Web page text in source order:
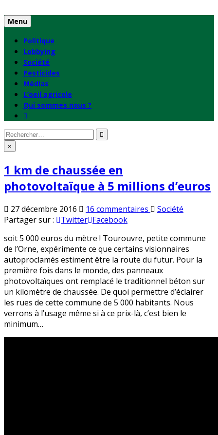
to
content
Menu
Politique
Lobbying
Société
Pesticides
Médias
L’oeil agricole
Qui sommes nous ?
Rechercher
: ×
1 km de chaussée en
photovoltaïque à 5 millions d’euros
27 décembre 2016 16 commentaires sur
de
chaussée
en
photovoltaïque
à
5
millions
d’euros
Publié
Société
Partager sur :
Twitter Facebook
soit 5 000 euros du mètre ! Tourouvre, petite commune
de l’Orne, expérimente ce que certains visionnaires
autoproclamés estiment être la route du futur. Pour la
première fois dans le monde, des panneaux
photovoltaïques ont remplacé le traditionnel béton sur
un kilomètre de chaussée. De quoi permettre d’éclairer
les rues de cette commune de 5 000 habitants. Nous
verrons à l’usage même si à ce prix-là, c’est bien le
minimum…